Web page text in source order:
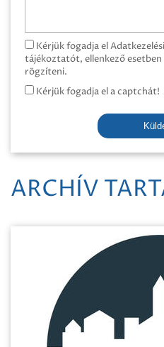
Kérjük fogadja el
tájékoztatót, ellenkező
rögzíteni.
Kérjük fogadja el a captchát!
ARCHÍV